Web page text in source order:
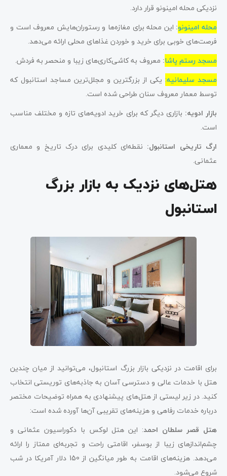
نزدیکی محله امینونو قرار دارد.
محله امینونو: این محله برای مغازه‌ها و رستوران‌هایش معروف است و
فرصت‌های خوبی برای خرید و خوردن غذاهای محلی ارائه می‌دهد.
مسجد رستم پاشا: معروف به کاشی‌کاری‌های زیبا و منحصر به فردش.
مسجد سلیمانیه: یکی از بزرگترین و مجلل‌ترین مساجد استانبول که
توسط معمار معروف سنان طراحی شده است.
بازار ادویه: بازاری دیگر که برای خرید ادویه‌های تازه و مختلف مناسب
است.
ارگ تاریخی استانبول: نقطه‌ای کلیدی برای درک تاریخ و معماری
عثمانی.
هتل‌های نزدیک به بازار بزرگ
استانبول
برای اقامت در نزدیکی بازار بزرگ استانبول، می‌توانید از میان چندین
هتل با خدمات عالی و دسترسی آسان به جاذبه‌های توریستی انتخاب
کنید. در زیر لیستی از هتل‌های پیشنهادی به همراه توضیحات مختصر
درباره خدمات رفاهی و هزینه‌های تقریبی آن‌ها آورده شده است:
هتل قصر سلطان احمد: این هتل لوکس با دکوراسیون عثمانی و
چشم‌اندازهای زیبا از بوسفر، اقامتی راحت و تجربه‌ای ممتاز را ارائه
می‌دهد. هزینه‌های اقامت به طور میانگین از 150 دلار آمریکا در شب
شروع می‌شود.